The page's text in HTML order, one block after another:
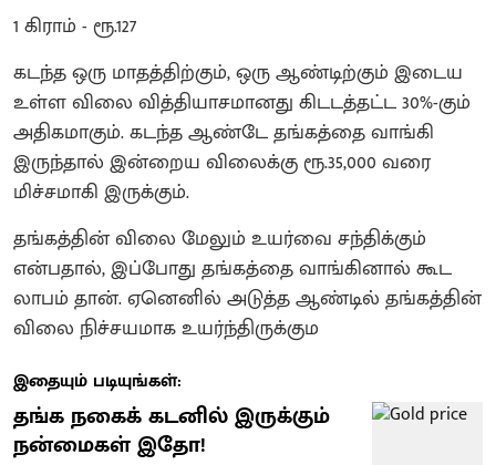
1 கிராம் - ரூ.127
கடந்த ஒரு மாதத்திற்கும், ஒரு ஆண்டிற்கும் இடைய
உள்ள விலை வித்தியாசமானது கிடடத்தட்ட 30%-கும்
அதிகமாகும். கடந்த ஆண்டே தங்கத்தை வாங்கி
இருந்தால் இன்றைய விலைக்கு ரூ.35,000 வரை
மிச்சமாகி இருக்கும்.
தங்கத்தின் விலை மேலும் உயர்வை சந்திக்கும்
என்பதால், இப்போது தங்கத்தை வாங்கினால் கூட
லாபம் தான். ஏனெனில் அடுத்த ஆண்டில் தங்கத்தின்
விலை நிச்சயமாக உயர்ந்திருக்கும
இதையும் படியுங்கள்:
தங்க நகைக் கடனில் இருக்கும்
நன்மைகள் இதோ!